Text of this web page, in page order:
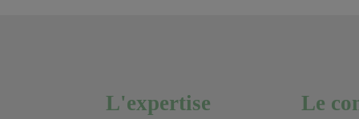
L'expertise Le